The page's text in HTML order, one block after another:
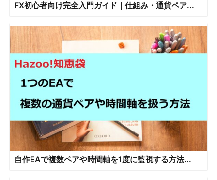
FX初心者向け完全入門ガイド｜仕組み・通貨ペア...
自作EAで複数ペアや時間軸を1度に監視する方法...